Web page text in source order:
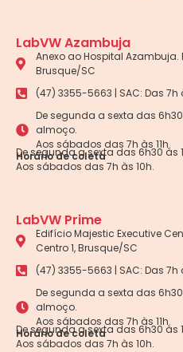
LabVW Azambuja
Anexo ao Hospital Azambuja.
Brusque/SC
(47) 3355-5663 | SAC: Das 7h
De segunda a sexta das
almoço.
Aos sábados das 7h às 11h.
Horário de coleta
De segunda a sexta das 6h30 às
Aos sábados das 7h às 10h.
LabVW Prime
Edifício Majestic Executive
Centro 1, Brusque/SC
(47) 3355-5663 | SAC: Das 7h
De segunda a sexta das
almoço.
Aos sábados das 7h às 11h.
Horário de coleta
De segunda a sexta das 6h30 às
Aos sábados das 7h às 10h.